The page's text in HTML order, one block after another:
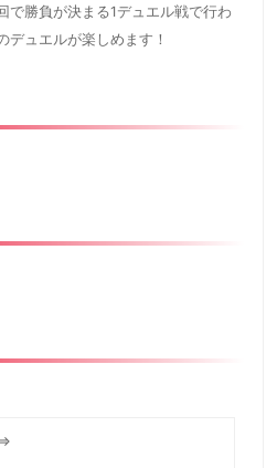
で勝負が決まる1デュエル戦で行わ
デュエルが楽しめます！